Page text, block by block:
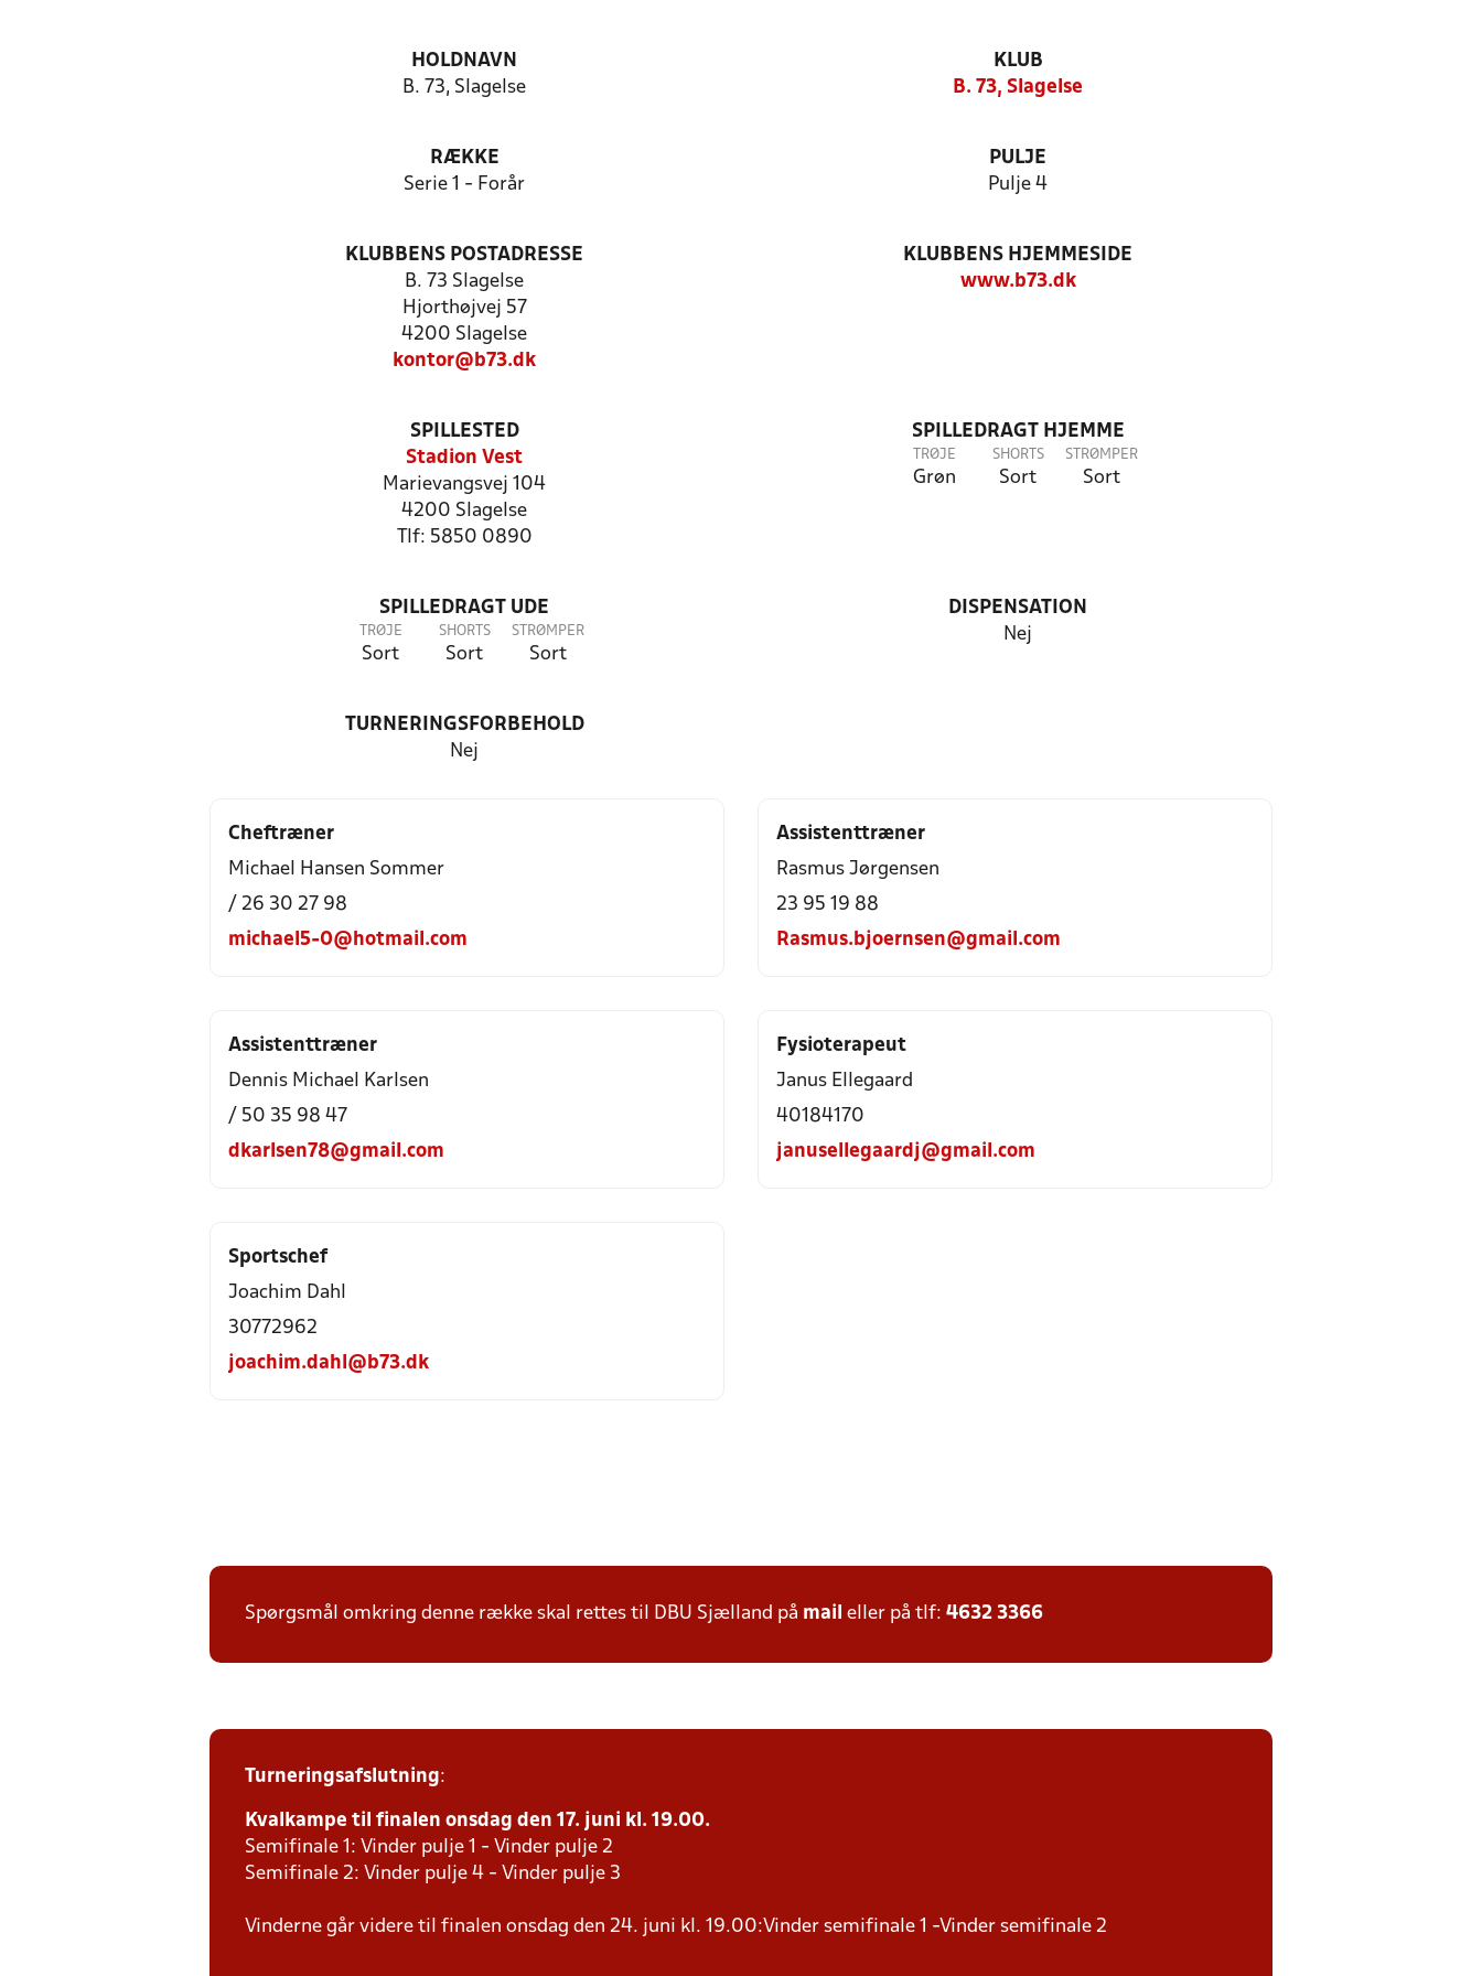
HOLDNAVN
B. 73, Slagelse
KLUB
B. 73, Slagelse
RÆKKE
Serie 1 - Forår
PULJE
Pulje 4
KLUBBENS POSTADRESSE
B. 73 Slagelse
Hjorthøjvej 57
4200 Slagelse
kontor@b73.dk
KLUBBENS HJEMMESIDE
www.b73.dk
SPILLESTED
Stadion Vest
Marievangsvej 104
4200 Slagelse
Tlf: 5850 0890
SPILLEDRAGT HJEMME
TRØJE
Grøn
SHORTS
Sort
STRØMPER
Sort
SPILLEDRAGT UDE
TRØJE
Sort
SHORTS
Sort
STRØMPER
Sort
DISPENSATION
Nej
TURNERINGSFORBEHOLD
Nej
Cheftræner
Michael Hansen Sommer
/ 26 30 27 98
michael5-0@hotmail.com
Assistenttræner
Rasmus Jørgensen
23 95 19 88
Rasmus.bjoernsen@gmail.com
Assistenttræner
Dennis Michael Karlsen
/ 50 35 98 47
dkarlsen78@gmail.com
Fysioterapeut
Janus Ellegaard
40184170
janusellegaardj@gmail.com
Sportschef
Joachim Dahl
30772962
joachim.dahl@b73.dk
Spørgsmål omkring denne række skal rettes til DBU Sjælland på mail eller på tlf: 4632 3366
Turneringsafslutning:
Kvalkampe til finalen onsdag den 17. juni kl. 19.00.
Semifinale 1: Vinder pulje 1 - Vinder pulje 2
Semifinale 2: Vinder pulje 4 - Vinder pulje 3
Vinderne går videre til finalen onsdag den 24. juni kl. 19.00:Vinder semifinale 1 -Vinder semifinale 2